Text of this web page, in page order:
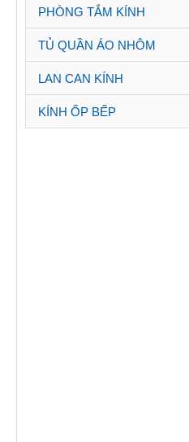
PHÒNG TẮM KÍNH
TỦ QUẦN ÁO NHÔM
LAN CAN KÍNH
KÍNH ỐP BẾP